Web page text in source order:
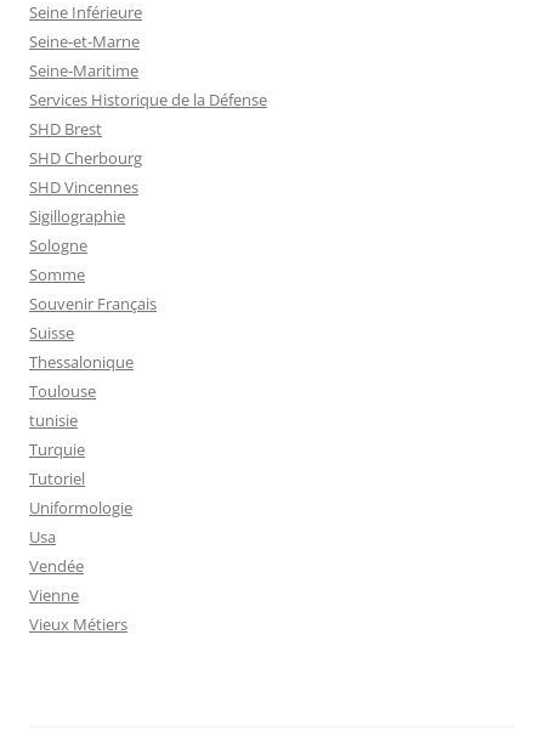
Seine Inférieure
Seine-et-Marne
Seine-Maritime
Services Historique de la Défense
SHD Brest
SHD Cherbourg
SHD Vincennes
Sigillographie
Sologne
Somme
Souvenir Français
Suisse
Thessalonique
Toulouse
tunisie
Turquie
Tutoriel
Uniformologie
Usa
Vendée
Vienne
Vieux Métiers